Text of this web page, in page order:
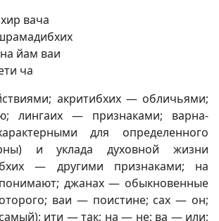
вача
йам ваи
ча
акритибхих — обличьями;
лингаих — признаками; варна-
для определенного
и уклада духовной жизни
— другими признаками; на
джанах — обыкновенные
ваи — поистине; сах — он;
ити — так; на — не; ва — или;